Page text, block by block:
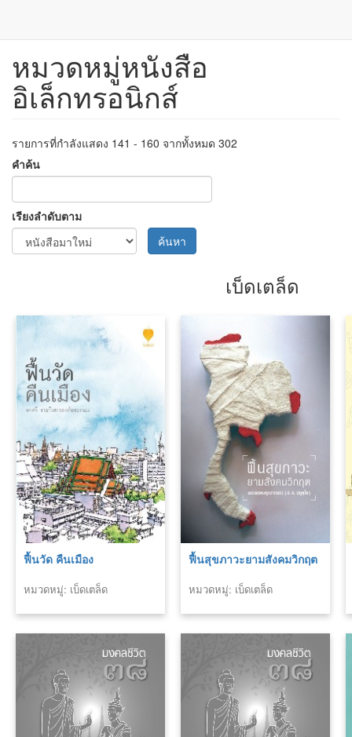
ข้าม
เนื้อหา
หมวดหมู่หนังสือ
อิเล็กทรอนิกส์
รายการที่กำลังแสดง 141 - 160 จากทั้งหมด 302
คำค้น
เรียงลำดับตาม
ค้นหา
เบ็ดเตล็ด
ฟื้นวัด คืนเมือง
หมวดหมู่: เบ็ดเตล็ด
ฟื้นสุขภาวะยามสังคมวิกฤต
หมวดหมู่: เบ็ดเตล็ด